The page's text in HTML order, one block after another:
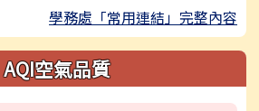
學務處「常用連結」完整內容
AQI空氣品質